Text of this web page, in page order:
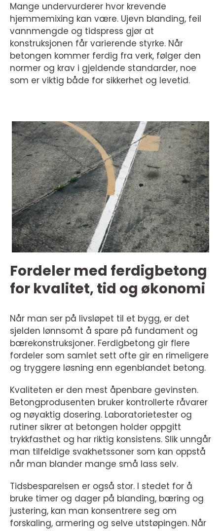
Mange undervurderer hvor krevende
hjemmemixing kan være. Ujevn blanding, feil
vannmengde og tidspress gjør at
konstruksjonen får varierende styrke. Når
betongen kommer ferdig fra verk, følger den
normer og krav i gjeldende standarder, noe
som er viktig både for sikkerhet og levetid.
Fordeler med ferdigbetong
for kvalitet, tid og økonomi
Når man ser på livsløpet til et bygg, er det
sjelden lønnsomt å spare på fundament og
bærekonstruksjoner. Ferdigbetong gir flere
fordeler som samlet sett ofte gir en rimeligere
og tryggere løsning enn egenblandet betong.
Kvaliteten er den mest åpenbare gevinsten.
Betongprodusenten bruker kontrollerte råvarer
og nøyaktig dosering. Laboratorietester og
rutiner sikrer at betongen holder oppgitt
trykkfasthet og har riktig konsistens. Slik unngår
man tilfeldige svakhetssoner som kan oppstå
når man blander mange små lass selv.
Tidsbesparelsen er også stor. I stedet for å
bruke timer og dager på blanding, bæring og
justering, kan man konsentrere seg om
forskaling, armering og selve utstøpingen. Når